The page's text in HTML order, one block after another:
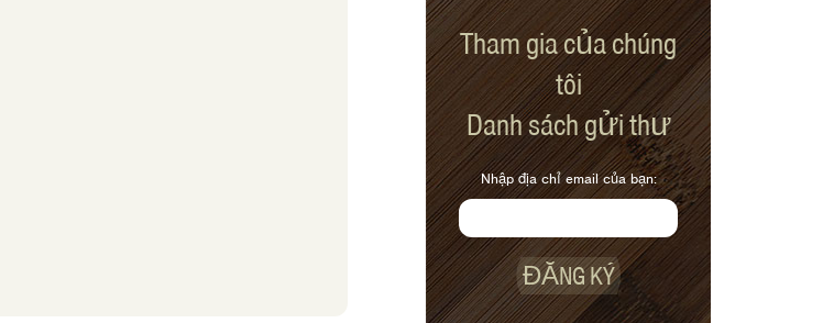
Tham gia của chúng
tôi
Danh sách gửi thư
Nhập địa chỉ email của bạn:
ĐĂNG KÝ